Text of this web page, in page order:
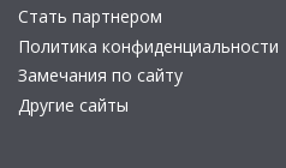
Стать партнером
Политика конфиденциальности
Замечания по сайту
Другие сайты